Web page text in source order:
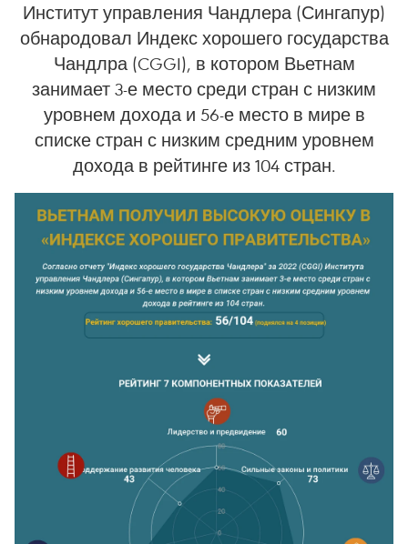
Институт управления Чандлера (Сингапур)
обнародовал Индекс хорошего государства
Чандлра (CGGI), в котором Вьетнам
занимает 3-е место среди стран с низким
уровнем дохода и 56-е место в мире в
списке стран с низким средним уровнем
дохода в рейтинге из 104 стран.